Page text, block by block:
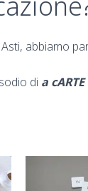
abbiamo
di a